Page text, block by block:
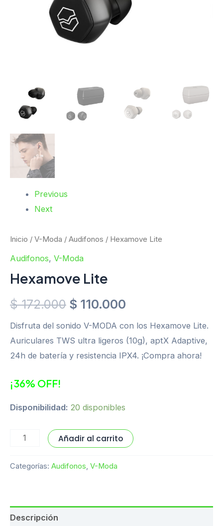
Previous
Next
Inicio / V-Moda / Audifonos / Hexamove Lite
Audifonos, V-Moda
Hexamove Lite
$172.000 $ 110.000
Disfruta del sonido V-MODA con los Hexamove Lite.
Auriculares TWS ultra ligeros (10g), aptX Adaptive,
24h de batería y resistencia IPX4. ¡Compra ahora!
¡36% OFF!
Disponibilidad: 20 disponibles
Añadir al carrito
Categorías: Audifonos, V-Moda
Descripción